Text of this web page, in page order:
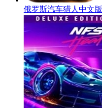
俄罗斯汽车猎人中文版